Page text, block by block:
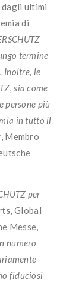
dagli ultimi
di
termine
Inoltre, le
sia come
persone più
in tutto il
, Membro
per
, Global
Messe,
numero
fiduciosi